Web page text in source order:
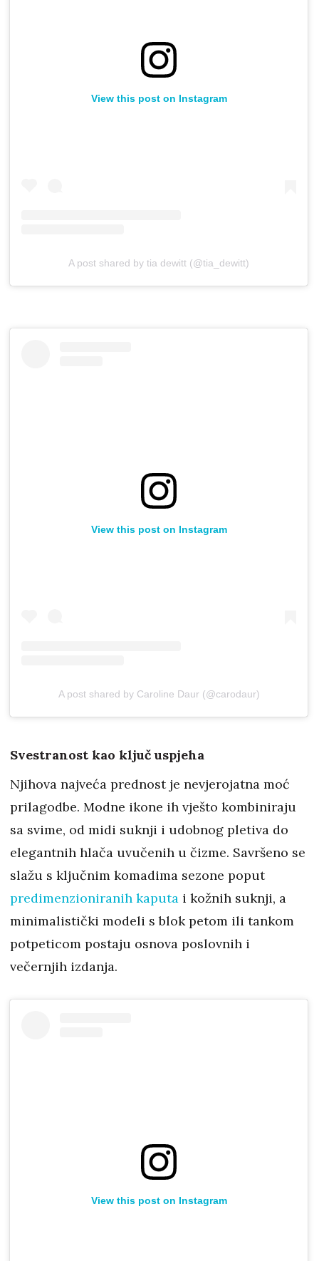
View this post on Instagram
A post shared by tia dewitt (@tia_dewitt)
View this post on Instagram
A post shared by Caroline Daur (@carodaur)
Svestranost kao ključ uspjeha
Njihova najveća prednost je nevjerojatna moć
prilagodbe. Modne ikone ih vješto kombiniraju
sa svime, od midi suknji i udobnog pletiva do
elegantnih hlača uvučenih u čizme. Savršeno se
slažu s ključnim komadima sezone poput
predimenzioniranih kaputa i kožnih suknji, a
minimalistički modeli s blok petom ili tankom
potpeticom postaju osnova poslovnih i
večernjih izdanja.
View this post on Instagram